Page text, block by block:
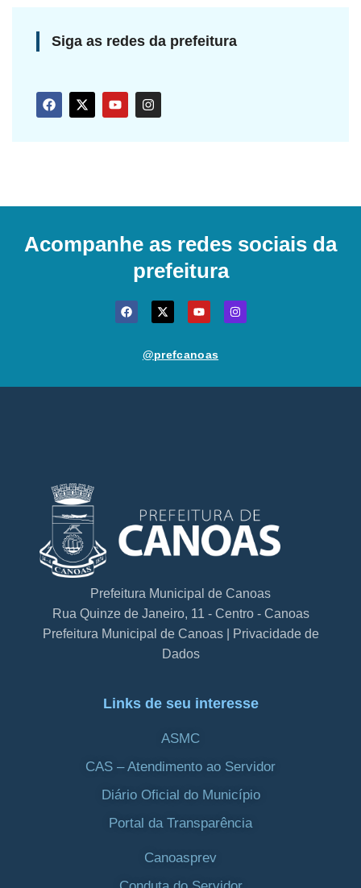
Siga as redes da prefeitura
Acompanhe as redes sociais da
prefeitura
@prefcanoas
Prefeitura Municipal de Canoas
Rua Quinze de Janeiro, 11 - Centro - Canoas
Prefeitura Municipal de Canoas | Privacidade de
Dados
Links de seu interesse
ASMC
CAS – Atendimento ao Servidor
Diário Oficial do Município
Portal da Transparência
Canoasprev